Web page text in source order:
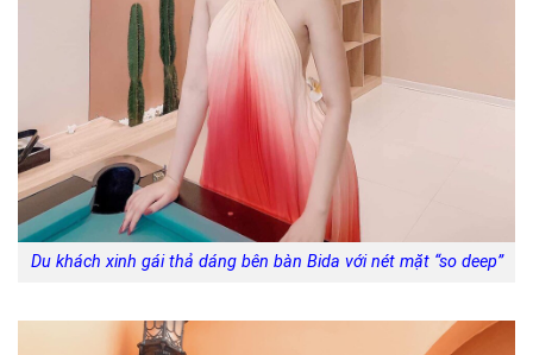
Du khách xinh gái thả dáng bên bàn Bida với nét mặt “so deep”